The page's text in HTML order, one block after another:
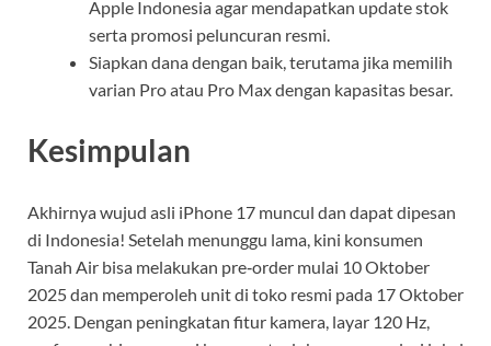
Apple Indonesia agar mendapatkan update stok
serta promosi peluncuran resmi.
Siapkan dana dengan baik, terutama jika memilih
varian Pro atau Pro Max dengan kapasitas besar.
Kesimpulan
Akhirnya wujud asli iPhone 17 muncul dan dapat dipesan
di Indonesia! Setelah menunggu lama, kini konsumen
Tanah Air bisa melakukan pre‑order mulai 10 Oktober
2025 dan memperoleh unit di toko resmi pada 17 Oktober
2025. Dengan peningkatan fitur kamera, layar 120 Hz,